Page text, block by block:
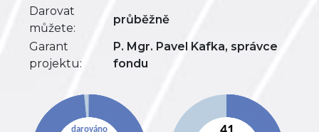
Darovat
můžete:
průběžně
Garant
projektu:
P. Mgr. Pavel Kafka, správce
fondu